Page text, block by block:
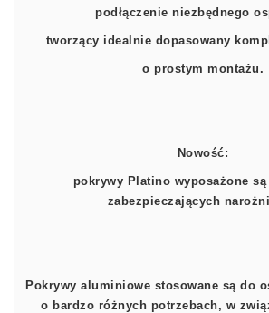
podłączenie niezbędnego
tworzący idealnie dopasowany
o prostym montażu.
Nowość:
pokrywy Platino wyposażone
zabezpieczających
Pokrywy aluminiowe stosowane są do
o bardzo różnych potrzebach, w